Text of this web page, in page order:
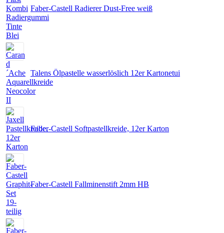
Faber-Castell Radierer Dust-Free weiß
Talens Ölpastelle wasserlöslich 12er Kartonetui
Faber-Castell Softpastellkreide, 12er Karton
Faber-Castell Fallminenstift 2mm HB